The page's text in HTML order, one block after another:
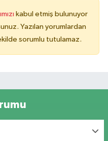
kabul etmiş bulunuyor
Yazılan yorumlardan
sorumlu tutulamaz.